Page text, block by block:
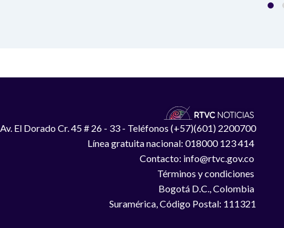
Av. El Dorado Cr. 45 # 26 - 33 - Teléfonos (+57)(601) 2200700
Línea gratuita nacional: 018000 123 414
Contacto: info@rtvc.gov.co
Términos y condiciones
Bogotá D.C., Colombia
Suramérica, Código Postal: 111321